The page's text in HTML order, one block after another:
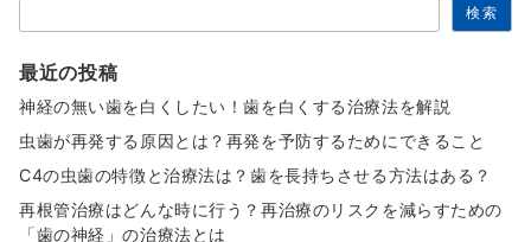
ー
ジ
送
り
検索
最近の投稿
神経の無い歯を白くしたい！歯を白くする治療法を解説
虫歯が再発する原因とは？再発を予防するためにできること
C4の虫歯の特徴と治療法は？歯を長持ちさせる方法はある？
再根管治療はどんな時に行う？再治療のリスクを減らすための
「歯の神経」の治療法とは